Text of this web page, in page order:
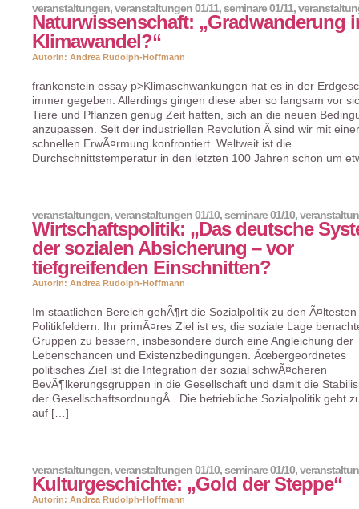
Naturwissenschaft: „Gradwanderung
Klimawandel?“
veranstaltungen,veranstaltungen 01/11,seminare 01/11,
Autorin: Andrea Rudolph-Hoffmann
frankenstein essay p>Klimaschwankungen hat es in der
immer gegeben. Allerdings gingen diese aber so langsam vor
Tiere und Pflanzen genug Zeit hatten, sich an die neuen
anzupassen. Seit der industriellen Revolution Â sind wir mit
schnellen ErwÃ¤rmung konfrontiert. Weltweit ist die
Durchschnittstemperatur in den letzten 100 Jahren schon um
Wirtschaftspolitik: „Das deutsche
der sozialen Absicherung – vor
tiefgreifenden Einschnitten?
veranstaltungen,veranstaltungen 01/10,seminare 01/10,
Autorin: Andrea Rudolph-Hoffmann
Im staatlichen Bereich gehÃ¶rt die Sozialpolitik zu den Ã¤ltesten
Politikfeldern. Ihr primÃ¤res Ziel ist es, die soziale Lage
Gruppen zu bessern, insbesondere durch eine Angleichung der
Lebenschancen und Existenzbedingungen. Ãœbergeordnetes
politisches Ziel ist die Integration der sozial schwÃ¤cheren
BevÃ¶lkerungsgruppen in die Gesellschaft und damit die
der GesellschaftsordnungÂ . Die betriebliche Sozialpolitik geht
auf […]
Kulturgeschichte: „Gold der Steppe“
veranstaltungen,veranstaltungen 01/10,seminare 01/10,
Autorin: Andrea Rudolph-Hoffmann